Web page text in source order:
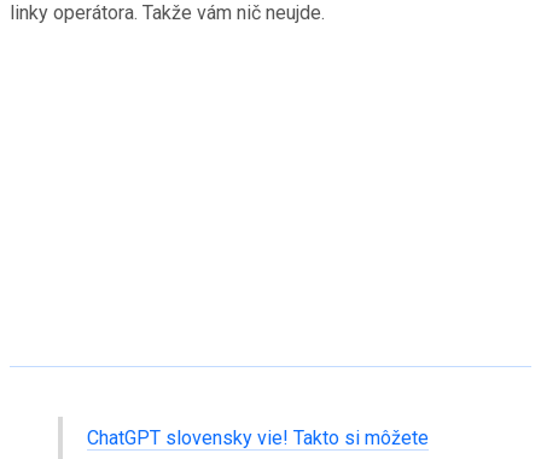
linky operátora. Takže vám nič neujde.
ChatGPT slovensky vie! Takto si môžete